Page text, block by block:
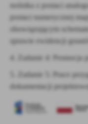
nośnika z postaci
postaci numerycznej
obowiązującym
sprawie ewidencji
4. Zadanie 4: Promocja
5. Zadanie 5: Prace
dokumentacji